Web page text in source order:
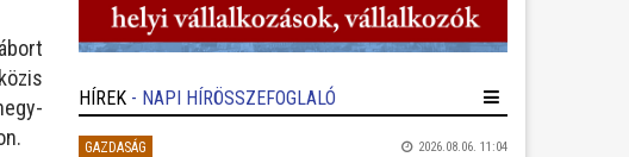
HÍREK - NAPI HÍRÖSSZEFOGLALÓ
GAZDASÁG 2026.08.06. 11:04